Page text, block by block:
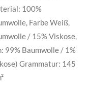
100%
Farbe Weiß,
/ 15% Viskose,
99% Baumwolle / 1%
Grammatur: 145